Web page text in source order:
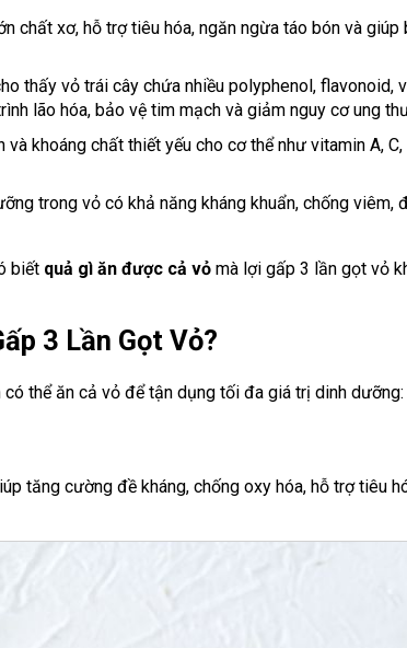
chất xơ, hỗ trợ tiêu hóa, ngăn ngừa táo bón và giúp
thấy vỏ trái cây chứa nhiều polyphenol, flavonoid,
lão hóa, bảo vệ tim mạch và giảm nguy cơ ung
khoáng chất thiết yếu cho cơ thể như vitamin A,
trong vỏ có khả năng kháng khuẩn, chống viêm,
biết quả gì ăn được cả vỏ mà lợi gấp 3 lần gọt vỏ
3 Lần Gọt Vỏ?
thể ăn cả vỏ để tận dụng tối đa giá trị dinh dưỡng:
tăng cường đề kháng, chống oxy hóa, hỗ trợ tiêu